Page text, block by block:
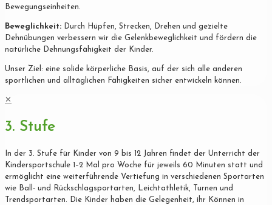
Bewegungseinheiten.
Beweglichkeit: Durch Hüpfen, Strecken, Drehen und gezielte
Dehnübungen verbessern wir die Gelenkbeweglichkeit und fördern die
natürliche Dehnungsfähigkeit der Kinder.
Unser Ziel: eine solide körperliche Basis, auf der sich alle anderen
sportlichen und alltäglichen Fähigkeiten sicher entwickeln können.
✕
3. Stufe
In der 3. Stufe für Kinder von 9 bis 12 Jahren findet der Unterricht der
Kindersportschule 1–2 Mal pro Woche für jeweils 60 Minuten statt und
ermöglicht eine weiterführende Vertiefung in verschiedenen Sportarten
wie Ball- und Rückschlagsportarten, Leichtathletik, Turnen und
Trendsportarten. Die Kinder haben die Gelegenheit, ihr Können in